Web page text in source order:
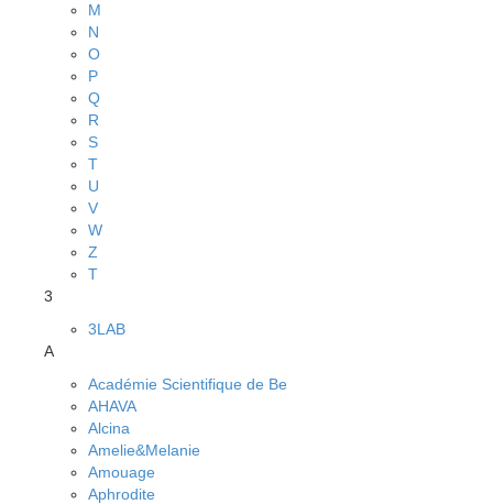
M
N
O
P
Q
R
S
T
U
V
W
Z
Т
3
3LAB
A
Académie Scientifique de Be
AHAVA
Alcina
Amelie&Melanie
Amouage
Aphrodite